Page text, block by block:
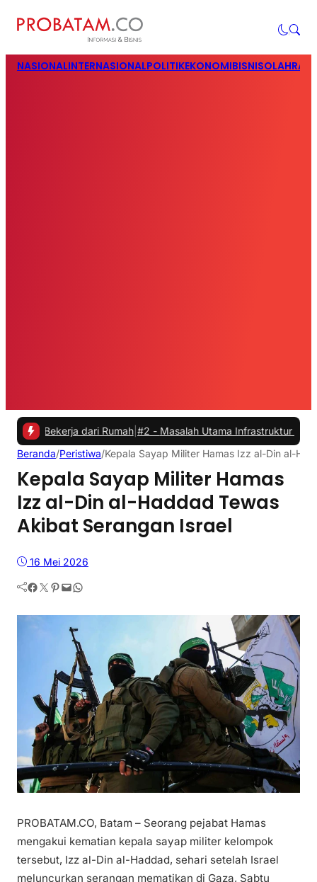
NASIONALINTERNASIONALPOLITIKEKONOMIBISNIS
dari Rumah|#2 -Masalah Utama Infrastruktur Pengisian
Beranda/Peristiwa/Kepala Sayap Militer Hamas Izz al-Din al-
Kepala Sayap Militer Hamas
Izz al-Din al-Haddad Tewas
Akibat Serangan Israel
16 Mei 2026
Facebook Twitter Pinterest Mail WhatsApp
PROBATAM.CO, Batam – Seorang pejabat Hamas
mengakui kematian kepala sayap militer kelompok
tersebut, Izz al-Din al-Haddad, sehari setelah Israel
meluncurkan serangan mematikan di Gaza, Sabtu